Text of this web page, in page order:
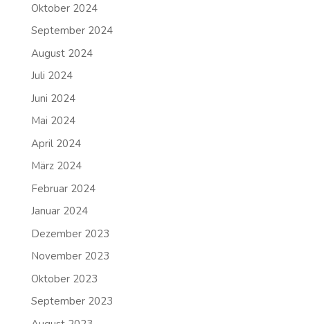
Oktober 2024
September 2024
August 2024
Juli 2024
Juni 2024
Mai 2024
April 2024
März 2024
Februar 2024
Januar 2024
Dezember 2023
November 2023
Oktober 2023
September 2023